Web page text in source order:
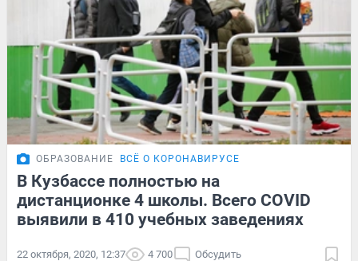
ОБРАЗОВАНИЕ ВСЁ О КОРОНАВИРУСЕ
В Кузбассе полностью на
дистанционке 4 школы. Всего COVID
выявили в 410 учебных заведениях
22 октября, 2020, 12:37 4 700 Обсудить